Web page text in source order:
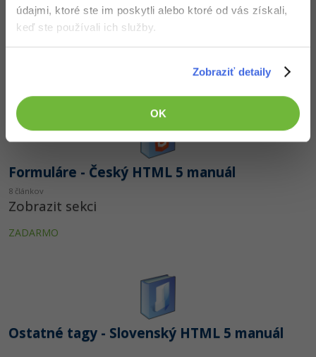
údajmi, ktoré ste im poskytli alebo ktoré od vás získali,
keď ste používali ich služby.
Zobraziť detaily
OK
Multimédiá - Český HTML 5 manuál
článok
Zobrazit sekci
Formuláre - Český HTML 5 manuál
8 článkov
Zobrazit sekci
ZADARMO
Ostatné tagy - Slovenský HTML 5 manuál